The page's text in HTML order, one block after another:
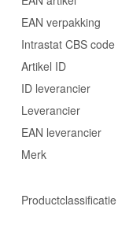
EAN verpakking
Intrastat CBS code
Artikel ID
ID leverancier
Leverancier
EAN leverancier
Merk
Productclassificatie